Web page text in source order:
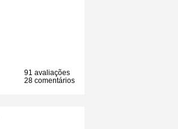
91 avaliações
28 comentários